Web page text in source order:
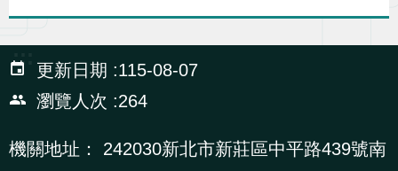
上
申
辦
導
:::
更新日期
115-08-07
瀏覽人次
264
機關地址：
242030新北市新莊區中平路439號南